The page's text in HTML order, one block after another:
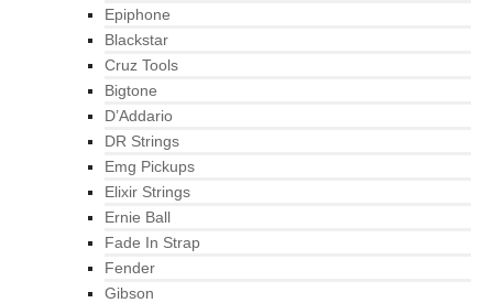
Epiphone
Blackstar
Cruz Tools
Bigtone
D’Addario
DR Strings
Emg Pickups
Elixir Strings
Ernie Ball
Fade In Strap
Fender
Gibson